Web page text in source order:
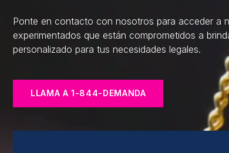
Ponte en contacto con nosotros para acceder a
experimentados que están comprometidos a
personalizado para tus necesidades legales.
LLAMA A 1-844-DEMANDA